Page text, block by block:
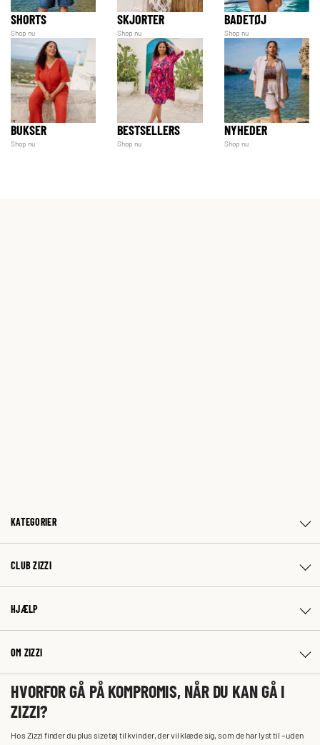
SHORTS
Shop nu
SKJORTER
Shop nu
BADETØJ
Shop nu
BUKSER
Shop nu
BESTSELLERS
Shop nu
NYHEDER
Shop nu
KATEGORIER
CLUB ZIZZI
HJÆLP
OM ZIZZI
HVORFOR GÅ PÅ KOMPROMIS, NÅR DU KAN GÅ I
ZIZZI?
Hos Zizzi finder du plus size tøj til kvinder, der vil klæde sig, som de har lyst til – uden